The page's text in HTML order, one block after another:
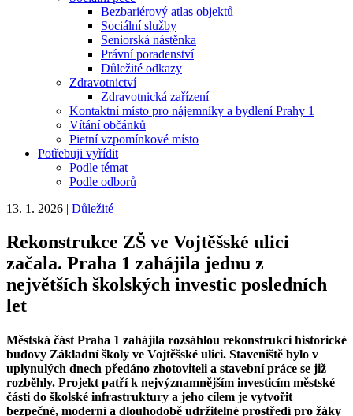
Bezbariérový atlas objektů
Sociální služby
Seniorská nástěnka
Právní poradenství
Důležité odkazy
Zdravotnictví
Zdravotnická zařízení
Kontaktní místo pro nájemníky a bydlení Prahy 1
Vítání občánků
Pietní vzpomínkové místo
Potřebuji vyřídit
Podle témat
Podle odborů
13. 1. 2026 | Důležité
Rekonstrukce ZŠ ve Vojtěšské ulici
začala. Praha 1 zahájila jednu z
největších školských investic posledních
let
Městská část Praha 1 zahájila rozsáhlou rekonstrukci historické
budovy Základní školy ve Vojtěšské ulici. Staveniště bylo v
uplynulých dnech předáno zhotoviteli a stavební práce se již
rozběhly. Projekt patří k nejvýznamnějším investicím městské
části do školské infrastruktury a jeho cílem je vytvořit
bezpečné, moderní a dlouhodobě udržitelné prostředí pro žáky